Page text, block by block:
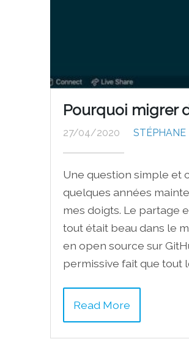
Pourquoi migrer
27/04/2020 STÉPHANE
Une question simple et
quelques années
mes doigts. Le partage
tout était beau dans le
en open source sur
permissive fait que tout
Read More